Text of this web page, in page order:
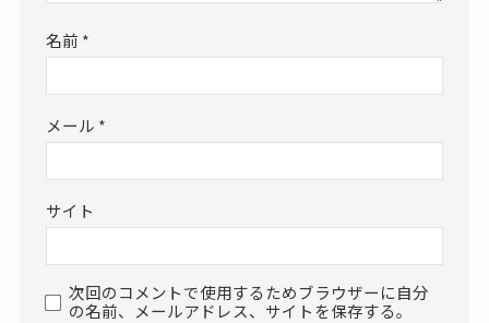
名前 *
メール *
サイト
次回のコメントで使用するためブラウザーに自分
の名前、メールアドレス、サイトを保存する。